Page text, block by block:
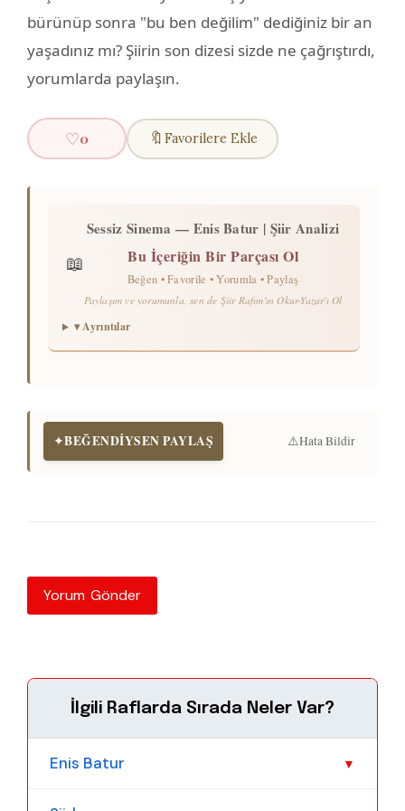
bürünüp sonra "bu ben değilim" dediğiniz bir an
yaşadınız mı? Şiirin son dizesi sizde ne çağrıştırdı,
yorumlarda paylaşın.
♡0 🔖 Favorilere Ekle
📖
Sessiz Sinema — Enis Batur | Şiir Analizi
Bu İçeriğin Bir Parçası Ol
Beğen • Favorile • Yorumla • Paylaş
Paylaşım ve yorumunla, sen de Şiir Rafım'ın Okur-Yazar'ı Ol
▾ Ayrıntılar
✦BEĞENDİYSEN PAYLAŞ ⚠️Hata Bildir
Yorum Gönder
İlgili Raflarda Sırada Neler Var?
Enis Batur ▼